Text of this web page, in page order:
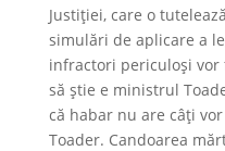
Justiţiei, care o
simulări de aplicare a
infractori periculoşi
să ştie e ministrul
că habar nu are câţi
Toader. Candoarea